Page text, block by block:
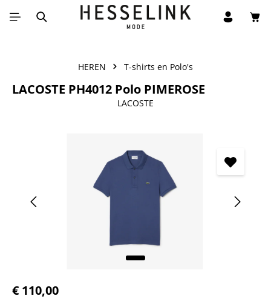
Ga naar de hoofdinhoud
HEREN T-shirts en Polo's
LACOSTE PH4012 Polo PIMEROSE
LACOSTE
Normale prijs:
€ 110,00